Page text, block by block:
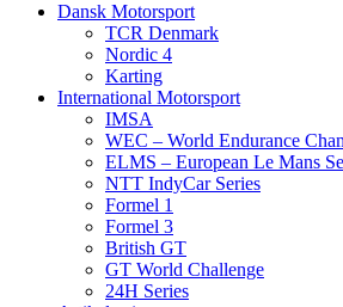
Dansk Motorsport
TCR Denmark
Nordic 4
Karting
International Motorsport
IMSA
WEC – World Endurance
ELMS – European Le Mans
NTT IndyCar Series
Formel 1
Formel 3
British GT
GT World Challenge
24H Series